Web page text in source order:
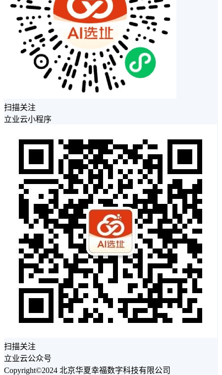
扫描关注
立业云小程序
扫描关注
立业云公众号
Copyright©2024 北京华夏幸福数字科技有限公司